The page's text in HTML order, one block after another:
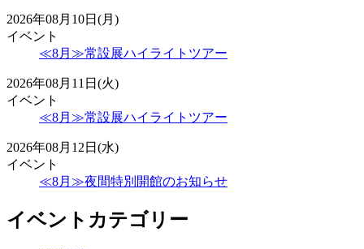
2026年08月10日(月)
イベント
≪8月≫常設展ハイライトツアー
2026年08月11日(火)
イベント
≪8月≫常設展ハイライトツアー
2026年08月12日(水)
イベント
≪8月≫夜間特別開館のお知らせ
イベントカテゴリー